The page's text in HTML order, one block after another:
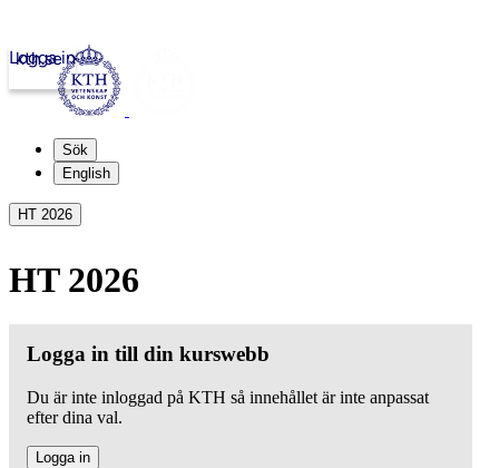
kth.se
Logga in
Sök
English
HT 2026
HT 2026
Logga in till din kurswebb
Du är inte inloggad på KTH så innehållet är inte anpassat
efter dina val.
Logga in